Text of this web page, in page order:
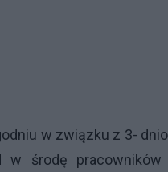
w związku z 3-
w środę